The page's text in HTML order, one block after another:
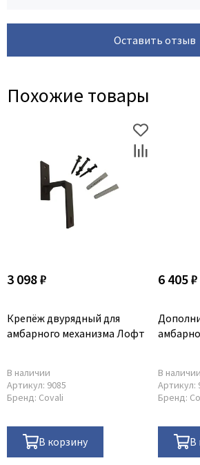
Оставить отзыв
Похожие товары
3 098 ₽
Крепёж двурядный для
амбарного механизма Лофт
В наличии
Артикул: 9085
Бренд: Covali
В корзину
6 405 ₽
В наличии
Артикул:
Бренд:
В